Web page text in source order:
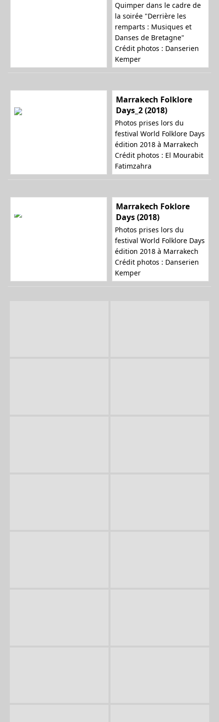
Quimper dans le cadre de
la soirée "Derrière les
remparts : Musiques et
Danses de Bretagne"
Crédit photos : Danserien
Kemper
Marrakech Folklore
Days_2 (2018)
Photos prises lors du
festival World Folklore Days
édition 2018 à Marrakech
Crédit photos : El Mourabit
Fatimzahra
Marrakech Foklore
Days (2018)
Photos prises lors du
festival World Folklore Days
édition 2018 à Marrakech
Crédit photos : Danserien
Kemper